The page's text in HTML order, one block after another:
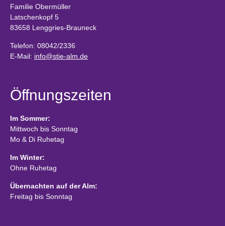
Familie Obermüller
Latschenkopf 5
83658 Lenggries-Brauneck
Telefon: 08042/2336
E-Mail: info@stie-alm.de
Öffnungszeiten
Im Sommer:
Mittwoch bis Sonntag
Mo & Di Ruhetag
Im Winter:
Ohne Ruhetag
Übernachten auf der Alm:
Freitag bis Sonntag